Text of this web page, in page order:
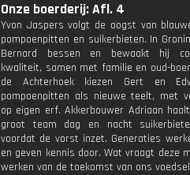
Onze boerderij: Afl. 4
Yvon Jaspers volgt de oogst van
pompoenpitten en suikerbieten. In
Bernard bessen en bewaakt hij
kwaliteit, samen met familie en oud-
de Achterhoek kiezen Gert en
pompoenpitten als nieuwe teelt, met
op eigen erf. Akkerbouwer Adriaan
groot team dag en nacht
voordat de vorst inzet. Generaties
en geven kennis door. Wat vraagt deze
werken van de toekomst van ons